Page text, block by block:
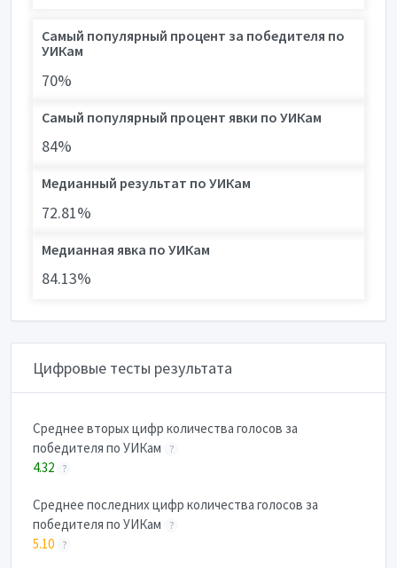
Самый популярный процент за победителя по
УИКам
70%
Самый популярный процент явки по УИКам
84%
Медианный результат по УИКам
72.81%
Медианная явка по УИКам
84.13%
Цифровые тесты результата
Cреднее вторых цифр количества голосов за
победителя по УИКам
?
4.32 ?
Cреднее последних цифр количества голосов за
победителя по УИКам
?
5.10 ?